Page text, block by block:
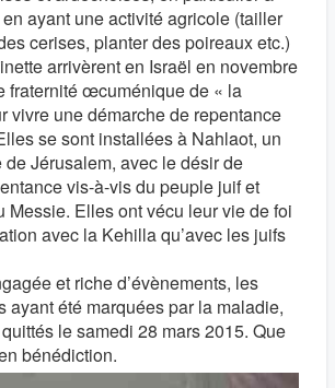
ayant une activité agricole (tailler
cerises, planter des poireaux etc.)
arrivèrent en Israël en novembre
fraternité œcuménique de « la
vivre une démarche de repentance
se sont installées à Nahlaot, un
Jérusalem, avec le désir de
vis-à-vis du peuple juif et
Messie. Elles ont vécu leur vie de foi
avec la Kehilla qu’avec les juifs
et riche d’évènements, les
ayant été marquées par la maladie,
le samedi 28 mars 2015. Que
bénédiction.